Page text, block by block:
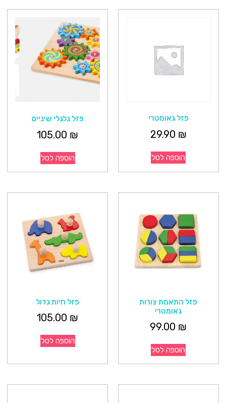
פזל גאומטרי
29.90 ₪
הוספה לסל
פזל גלגלי שיניים
105.00 ₪
הוספה לסל
פזל התאמת צורות
גאומטרי
99.00 ₪
הוספה לסל
פזל חיות גדול
105.00 ₪
הוספה לסל